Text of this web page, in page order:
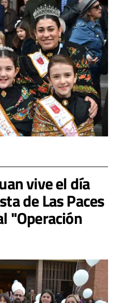
vive el día
de Las Paces
"Operación